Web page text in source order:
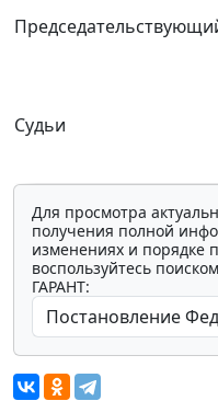
Судьи
Для просмотра
получения полной
изменениях и порядке
воспользуйтесь
ГАРАНТ: